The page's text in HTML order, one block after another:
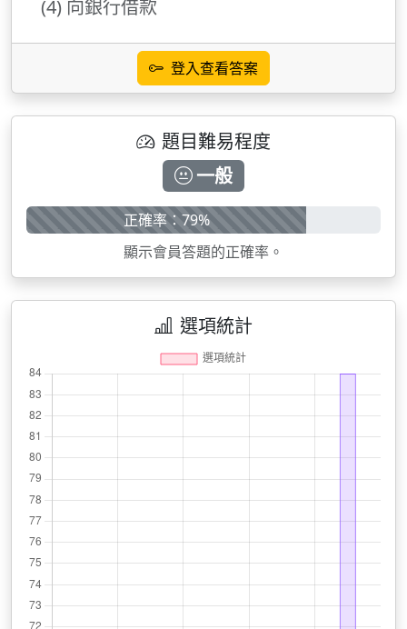
(4) 向銀行借款
登入查看答案
題目難易程度
一般
正確率：79%
顯示會員答題的正確率。
選項統計